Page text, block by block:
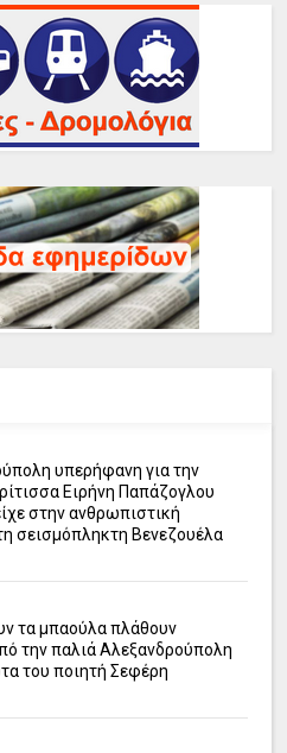
υπερήφανη για την
Ειρήνη Παπάζογλου
στην ανθρωπιστική
σεισμόπληκτη Βενεζουέλα
τα μπαούλα πλάθουν
την παλιά Αλεξανδρούπολη
του ποιητή Σεφέρη